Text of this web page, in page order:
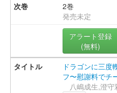
2巻
発売未定
アラート登録
(無料)
ドラゴンに三度
フ〜慰謝料でチ
八嶋成生,澄守